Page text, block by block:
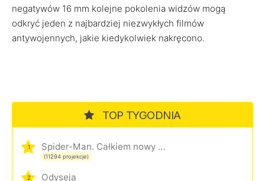
negatywów 16 mm kolejne pokolenia widzów mogą
odkryć jeden z najbardziej niezwykłych filmów
antywojennych, jakie kiedykolwiek nakręcono.
TOP TYGODNIA
1 Spider-Man. Całkiem nowy dzień
(11294 projekcje)
2 Odyseja